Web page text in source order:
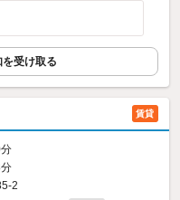
受け取る
賃貸